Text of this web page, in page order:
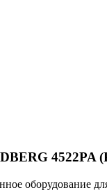
4522PA
оборудование